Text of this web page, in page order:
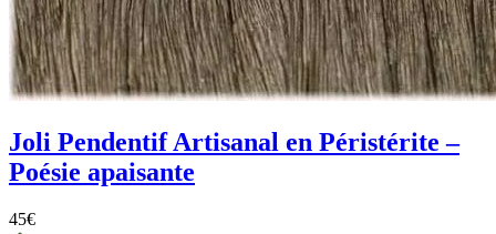
Joli Pendentif Artisanal en Péristérite –
Poésie apaisante
45€